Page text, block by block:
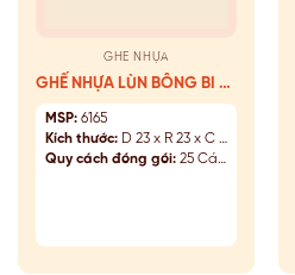
GHẾ NHỰA
GHẾ NHỰA LÙN BÔNG BI –
6165
MSP: 6165
Kích thước: D 23 x R 23 x C 26 (cm)
Quy cách đóng gói: 25 Cái/Kiện